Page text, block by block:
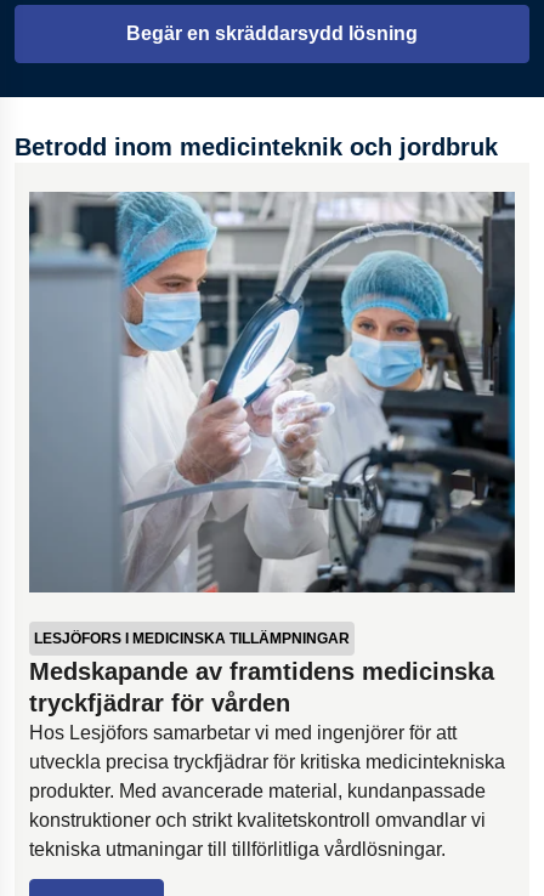
Begär en skräddarsydd lösning
Betrodd inom medicinteknik och jordbruk
LESJÖFORS I MEDICINSKA TILLÄMPNINGAR
Medskapande av framtidens medicinska
tryckfjädrar för vården
Hos Lesjöfors samarbetar vi med ingenjörer för att
utveckla precisa tryckfjädrar för kritiska medicintekniska
produkter. Med avancerade material, kundanpassade
konstruktioner och strikt kvalitetskontroll omvandlar vi
tekniska utmaningar till tillförlitliga vårdlösningar.